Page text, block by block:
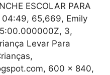
ESCOLAR PARA
04:49, 65,669, Emily
3,
Levar Para
600 x 840,